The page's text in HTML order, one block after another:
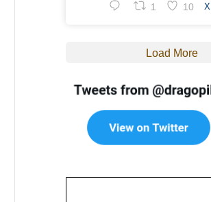
1 10 X
Load More